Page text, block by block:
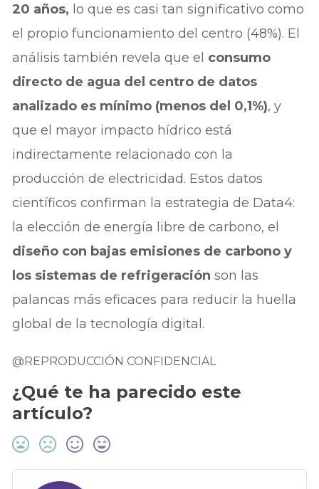
20 años, lo que es casi tan significativo como
el propio funcionamiento del centro (48%). El
análisis también revela que el consumo
directo de agua del centro de datos
analizado es mínimo (menos del 0,1%), y
que el mayor impacto hídrico está
indirectamente relacionado con la
producción de electricidad. Estos datos
científicos confirman la estrategia de Data4:
la elección de energía libre de carbono, el
diseño con bajas emisiones de carbono y
los sistemas de refrigeración son las
palancas más eficaces para reducir la huella
global de la tecnología digital.
@REPRODUCCIÓN CONFIDENCIAL
¿Qué te ha parecido este
artículo?